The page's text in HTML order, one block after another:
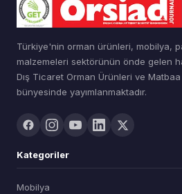
Türkiye'nin orman ürünleri, mobilya,
malzemeleri sektörünün önde gelen
Dış Ticaret Orman Ürünleri ve Matbaa
bünyesinde yayımlanmaktadır.
Kategoriler
Mobilya